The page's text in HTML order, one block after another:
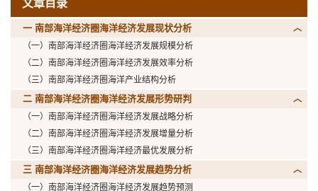
文章目录
一 南部海洋经济圈海洋经济发展现状分析
（一）南部海洋经济圈海洋经济发展规模分析
（二）南部海洋经济圈海洋经济发展效率分析
（三）南部海洋经济圈海洋产业结构分析
二 南部海洋经济圈海洋经济发展形势研判
（一）南部海洋经济圈海洋经济发展战略分析
（二）南部海洋经济圈海洋经济发展增量分析
（三）南部海洋经济圈海洋经济最优发展分析
三 南部海洋经济圈海洋经济发展趋势分析
（一）南部海洋经济圈海洋经济发展趋势预测